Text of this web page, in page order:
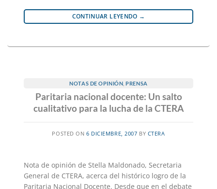
CONTINUAR LEYENDO →
NOTAS DE OPINIÓN ,PRENSA
Paritaria nacional docente: Un salto
cualitativo para la lucha de la CTERA
POSTED ON 6 DICIEMBRE, 2007 BY CTERA
Nota de opinión de Stella Maldonado, Secretaria
General de CTERA, acerca del histórico logro de la
Paritaria Nacional Docente. Desde que en el debate